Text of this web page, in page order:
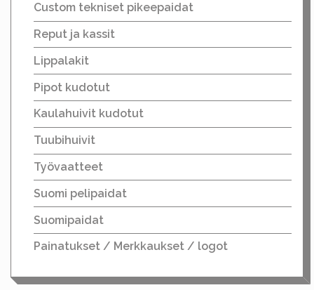
Custom tekniset pikeepaidat
Reput ja kassit
Lippalakit
Pipot kudotut
Kaulahuivit kudotut
Tuubihuivit
Työvaatteet
Suomi pelipaidat
Suomipaidat
Painatukset / Merkkaukset / logot